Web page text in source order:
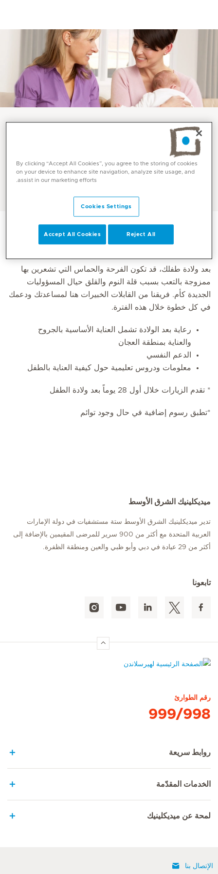
أفضل مستشفى للأمومة ورعاية الأطفال | ميديكلينيك الشرق
الأوسط
زيارات منزلية للقابلات
بعد ولادة طفلك، قد تكون الفرحة والحماس التي تشعرين بها
ممزوجة بالتعب بسبب قلة النوم والقلق حيال المسؤوليات
الجديدة كأم. فريقنا من القابلات الخبيرات هنا لمساعدتك ودعمك
في كل خطوة خلال هذه الفترة.
رعاية بعد الولادة تشمل العناية الأساسية بالجروح
والعناية بمنطقة العجان
الدعم النفسي
معلومات ودروس تعليمية حول كيفية العناية بالطفل
* تقدم الزيارات خلال أول 28 يوماً بعد ولادة الطفل
*تطبق رسوم إضافية في حال وجود توائم
ميديكلينيك الشرق الأوسط
تدير ميديكلينيك الشرق الأوسط ستة مستشفيات في دولة الإمارات
العربية المتحدة مع أكثر من 900 سرير للمرضى المقيمين بالإضافة إلى
أكثر من 29 عيادة في دبي وأبو ظبي والعين ومنطقة الظفرة.
تابعونا
رقم الطوارئ
999/998
روابط سريعة
الخدمات المقدّمة
لمحة عن ميديكلينيك
الإتصال بنا
By clicking “Accept All Cookies”, you agree to the storing of cookies
on your device to enhance site navigation, analyze site usage, and
assist in our marketing efforts.
Cookies Settings
Reject All
Accept All Cookies